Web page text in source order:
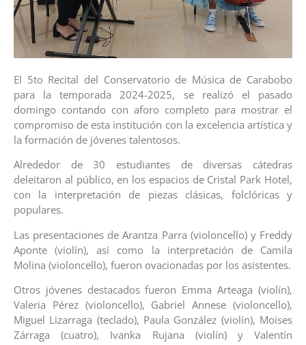
El 5to Recital del Conservatorio de Música de Carabobo
para la temporada 2024-2025, se realizó el pasado
domingo contando con aforo completo para mostrar el
compromiso de esta institución con la excelencia artística y
la formación de jóvenes talentosos.
Alrededor de 30 estudiantes de diversas cátedras
deleitaron al público, en los espacios de Cristal Park Hotel,
con la interpretación de piezas clásicas, folclóricas y
populares.
Las presentaciones de Arantza Parra (violoncello) y Freddy
Aponte (violín), así como la interpretación de Camila
Molina (violoncello), fueron ovacionadas por los asistentes.
Otros jóvenes destacados fueron Emma Arteaga (violín),
Valeria Pérez (violoncello), Gabriel Annese (violoncello),
Miguel Lizarraga (teclado), Paula González (violín), Moises
Zárraga (cuatro), Ivanka Rujana (violín) y Valentín